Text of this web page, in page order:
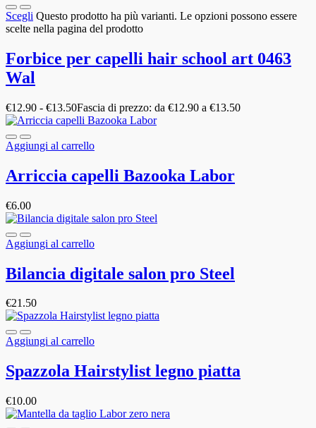
Scegli Questo prodotto ha più varianti. Le opzioni possono essere
scelte nella pagina del prodotto
Forbice per capelli hair school art 0463
Wal
€12.90 - €13.50Fascia di prezzo: da €12.90 a €13.50
Aggiungi al carrello
Arriccia capelli Bazooka Labor
€6.00
Aggiungi al carrello
Bilancia digitale salon pro Steel
€21.50
Aggiungi al carrello
Spazzola Hairstylist legno piatta
€10.00